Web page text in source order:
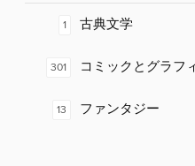
1 古典文学
301 コミックとグラフ
13 ファンタジー